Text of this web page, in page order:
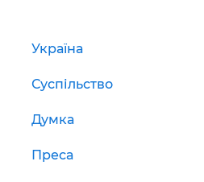
Україна
Суспільство
Думка
Преса